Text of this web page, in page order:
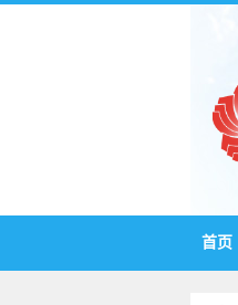
首页